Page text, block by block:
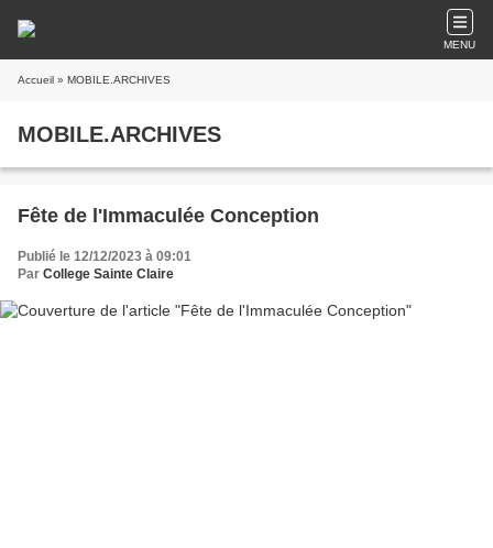
MENU
Accueil » MOBILE.ARCHIVES
MOBILE.ARCHIVES
Fête de l'Immaculée Conception
Publié le 12/12/2023 à 09:01
Par College Sainte Claire